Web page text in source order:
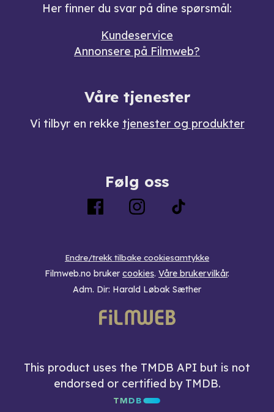
Her finner du svar på dine spørsmål:
Kundeservice
Annonsere på Filmweb?
Våre tjenester
Vi tilbyr en rekke tjenester og produkter
Følg oss
Endre/trekk tilbake cookiesamtykke
Filmweb.no bruker cookies. Våre brukervilkår.
Adm. Dir: Harald Løbak Sæther
This product uses the TMDB API but is not
endorsed or certified by TMDB.